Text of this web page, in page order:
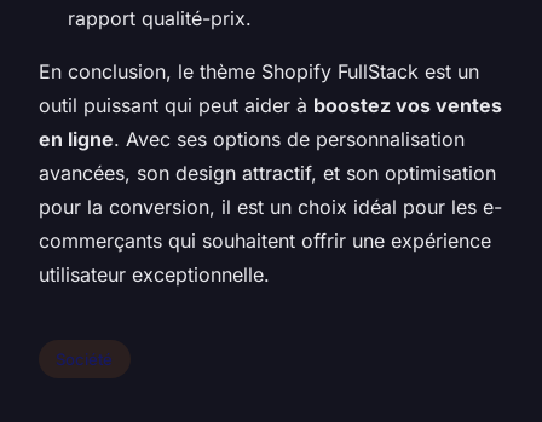
rapport qualité-prix.
En conclusion, le thème Shopify FullStack est un
outil puissant qui peut aider à boostez vos ventes
en ligne. Avec ses options de personnalisation
avancées, son design attractif, et son optimisation
pour la conversion, il est un choix idéal pour les e-
commerçants qui souhaitent offrir une expérience
utilisateur exceptionnelle.
Société